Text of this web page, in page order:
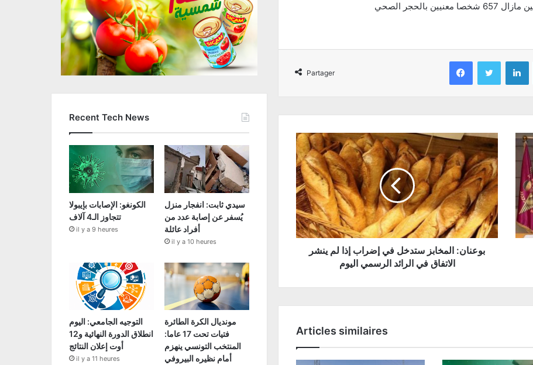
Partager
Facebook Twitter Linkedin
بوعنان: المخابز ستدخل في إضراب إذا لم ينشر
الاتفاق في الرائد الرسمي اليوم
Articles similaires
Recent Tech News
الكونغو: الإصابات بإيبولا
تتجاوز الـ4 آلاف
il y a 9 heures
سيدي ثابت: انفجار منزل
يُسفر عن إصابة عدد من
أفراد عائلة
il y a 10 heures
التوجيه الجامعي: اليوم
انطلاق الدورة النهائية و12
أوت إعلان النتائج
il y a 11 heures
مونديال الكرة الطائرة
فتيات تحت 17 عاما:
المنتخب التونسي ينهزم
أمام نظيره البيروفي